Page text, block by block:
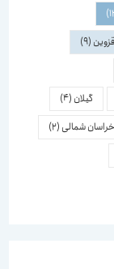
(9)
گیلان(4)
شمالی(2)